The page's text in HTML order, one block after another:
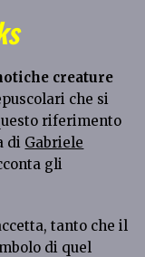
creature
che si
riferimento
di Gabriele
gli
tanto che il
di quel